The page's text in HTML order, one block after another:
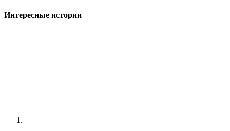
Интересные истории